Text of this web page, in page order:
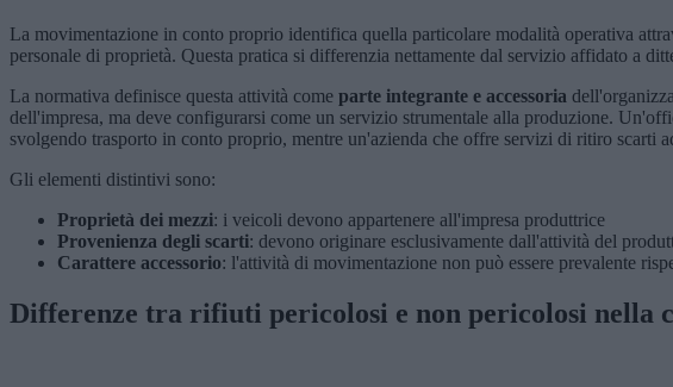
La movimentazione in conto proprio identifica quella particolare modalità operativa
personale di proprietà. Questa pratica si differenzia nettamente dal servizio affidato a
La normativa definisce questa attività come parte integrante e accessoria
dell'impresa, ma deve configurarsi come un servizio strumentale alla produzione.
svolgendo trasporto in conto proprio, mentre un'azienda che offre servizi di ritiro scarti
Gli elementi distintivi sono:
Proprietà dei mezzi: i veicoli devono appartenere all'impresa produttrice
Provenienza degli scarti: devono originare esclusivamente dall'attività del
Carattere accessorio: l'attività di movimentazione non può essere prevalente
Differenze tra rifiuti pericolosi e non pericolosi nella